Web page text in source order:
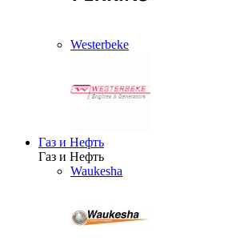
Westerbeke
Газ и Нефть
Газ и Нефть
Waukesha